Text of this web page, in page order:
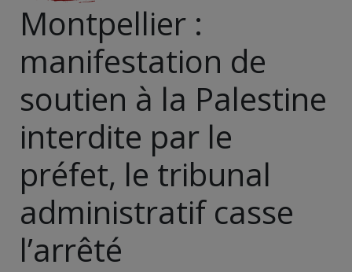
Montpellier :
manifestation de
soutien à la Palestine
interdite par le
préfet, le tribunal
administratif casse
l’arrêté